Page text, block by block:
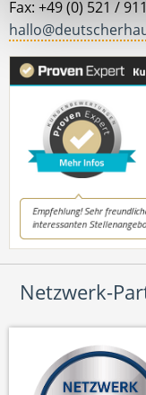
Fax: +49 (0) 521 /
Netzwerk-